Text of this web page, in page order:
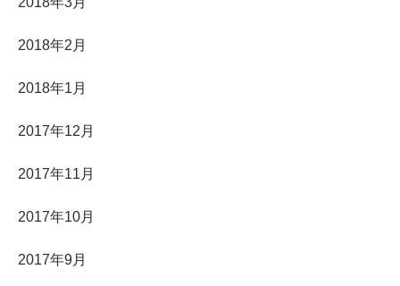
2018年2月
2018年1月
2017年12月
2017年11月
2017年10月
2017年9月